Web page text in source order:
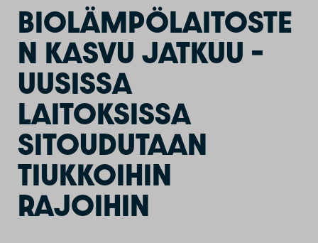
BIOLÄMPÖLAITOSTE
N KASVU JATKUU –
UUSISSA
LAITOKSISSA
SITOUDUTAAN
TIUKKOIHIN
RAJOIHIN